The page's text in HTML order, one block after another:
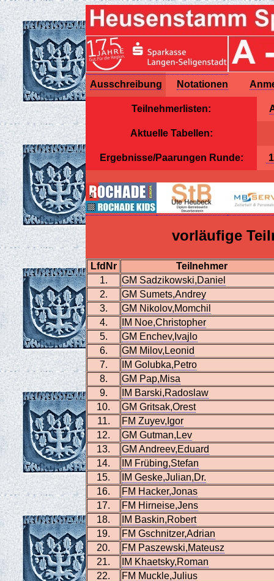
Ausschreibung Notationen
Teilnehmerlisten:
Aktuelle Tabellen:
Ergebnisse/Paarungen Runde:
vorläufige
LfdNr
Teilnehmer
1.
GM Sadzikowski,Daniel
2.
GM Sumets,Andrey
3.
GM Nikolov,Momchil
4.
IM Noe,Christopher
5.
GM Enchev,Ivajlo
6.
GM Milov,Leonid
7.
IM Golubka,Petro
8.
GM Pap,Misa
9.
IM Barski,Radoslaw
10.
GM Gritsak,Orest
11.
FM Zuyev,Igor
12.
GM Gutman,Lev
13.
GM Andreev,Eduard
14.
IM Frübing,Stefan
15.
IM Geske,Julian,Dr.
16.
FM Hacker,Jonas
17.
FM Hirneise,Jens
18.
IM Baskin,Robert
19.
FM Gschnitzer,Adrian
20.
FM Paszewski,Mateusz
21.
IM Khaetsky,Roman
22.
FM Muckle,Julius